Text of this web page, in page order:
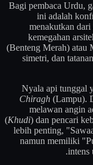
Bagi pembaca Urdu,
ini adalah
menakutkan dari
kemegahan
(Benteng Merah) atau
simetri, dan
Nyala api tunggal
Chiragh (Lampu).
melawan angin
(Khudi) dan pencari
lebih penting,
namun memiliki
intens